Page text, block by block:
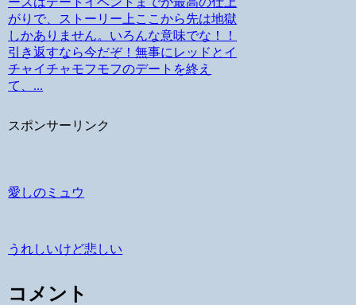
がりで、ストーリー上ここから先は地獄
しかありません。いろんな意味でな！！
引き返すなら今だぞ！無事にレッドとイ
チャイチャモフモフのデートを終え
て、...
スポンサーリンク
愛しのミュウ
うれしいけど悲しい
コメント